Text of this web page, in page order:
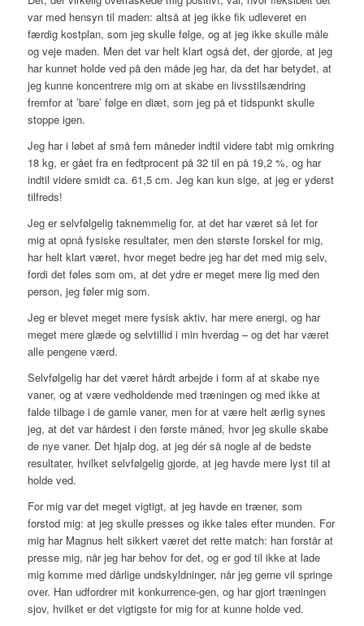
var med hensyn til maden: altså at jeg ikke fik udleveret en
færdig kostplan, som jeg skulle følge, og at jeg ikke skulle måle
og veje maden. Men det var helt klart også det, der gjorde, at jeg
har kunnet holde ved på den måde jeg har, da det har betydet, at
jeg kunne koncentrere mig om at skabe en livsstilsændring
fremfor at ’bare’ følge en diæt, som jeg på et tidspunkt skulle
stoppe igen.
Jeg har i løbet af små fem måneder indtil videre tabt mig omkring
18 kg, er gået fra en fedtprocent på 32 til en på 19,2 %, og har
indtil videre smidt ca. 61,5 cm. Jeg kan kun sige, at jeg er yderst
tilfreds!
Jeg er selvfølgelig taknemmelig for, at det har været så let for
mig at opnå fysiske resultater, men den største forskel for mig,
har helt klart været, hvor meget bedre jeg har det med mig selv,
fordi det føles som om, at det ydre er meget mere lig med den
person, jeg føler mig som.
Jeg er blevet meget mere fysisk aktiv, har mere energi, og har
meget mere glæde og selvtillid i min hverdag – og det har været
alle pengene værd.
Selvfølgelig har det været hårdt arbejde i form af at skabe nye
vaner, og at være vedholdende med træningen og med ikke at
falde tilbage i de gamle vaner, men for at være helt ærlig synes
jeg, at det var hårdest i den første måned, hvor jeg skulle skabe
de nye vaner. Det hjalp dog, at jeg dér så nogle af de bedste
resultater, hvilket selvfølgelig gjorde, at jeg havde mere lyst til at
holde ved.
For mig var det meget vigtigt, at jeg havde en træner, som
forstod mig: at jeg skulle presses og ikke tales efter munden. For
mig har Magnus helt sikkert været det rette match: han forstår at
presse mig, når jeg har behov for det, og er god til ikke at lade
mig komme med dårlige undskyldninger, når jeg gerne vil springe
over. Han udfordrer mit konkurrence-gen, og har gjort træningen
sjov, hvilket er det vigtigste for mig for at kunne holde ved.